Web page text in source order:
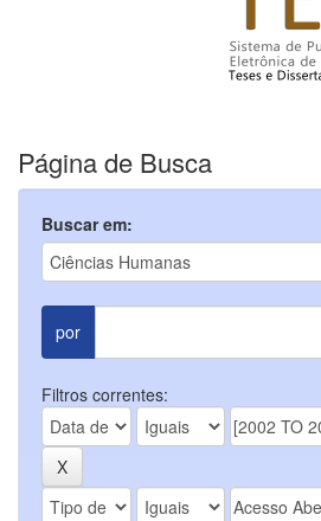
Página de Busca
Buscar em:
por
Filtros correntes: